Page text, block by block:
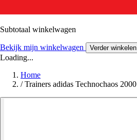
Subtotaal winkelwagen
Bekijk mijn winkelwagen Verder winkelen
Loading...
Home
/ Trainers adidas Technochaos 2000